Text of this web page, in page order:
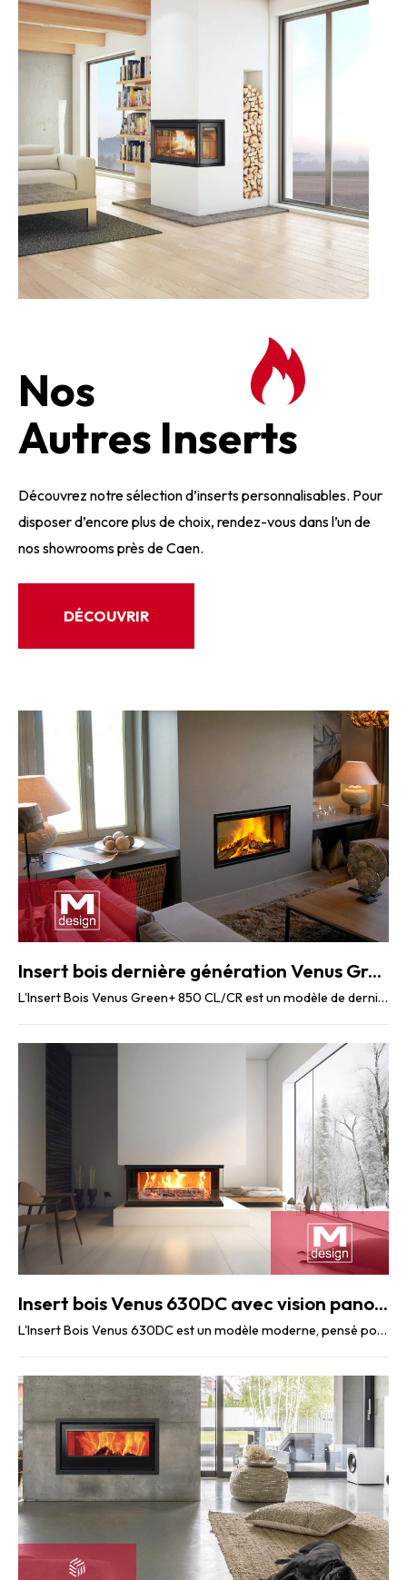
Nos
Autres Inserts
Découvrez notre sélection d’inserts personnalisables. Pour
disposer d’encore plus de choix, rendez-vous dans l’un de
nos showrooms près de Caen.
DÉCOUVRIR
Insert bois dernière génération Venus Green + 850 CL/CR
L'Insert Bois Venus Green+ 850 CL/CR est un modèle de dernière génération qui combine des ...
Insert bois Venus 630DC avec vision panoramique sur le feu
L'Insert Bois Venus 630DC est un modèle moderne, pensé pour offrir une combustion optimale. Ce ...